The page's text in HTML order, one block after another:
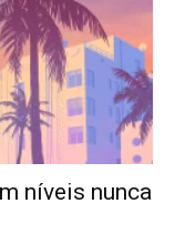
níveis nunca